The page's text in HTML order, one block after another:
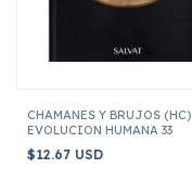
CHAMANES Y BRUJOS (HC)
EVOLUCION HUMANA 33
$12.67 USD